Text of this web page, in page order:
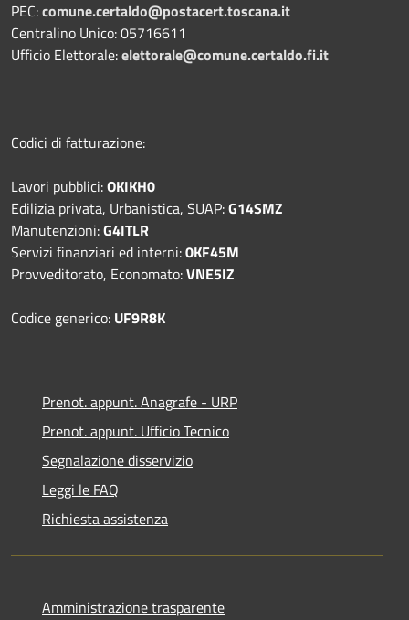
PEC:comune.certaldo@postacert.toscana.it
Centralino Unico: 05716611
Ufficio Elettorale:elettorale@comune.certaldo.fi.it
Codici di fatturazione:
Lavori pubblici:OKIKH0
Edilizia privata, Urbanistica, SUAP:G14SMZ
Manutenzioni:G4ITLR
Servizi finanziari ed interni:0KF45M
Provveditorato, Economato:VNE5IZ
Codice generico: UF9R8K
Prenot. appunt. Anagrafe - URP
Prenot. appunt. Ufficio Tecnico
Segnalazione disservizio
Leggi le FAQ
Richiesta assistenza
Amministrazione trasparente